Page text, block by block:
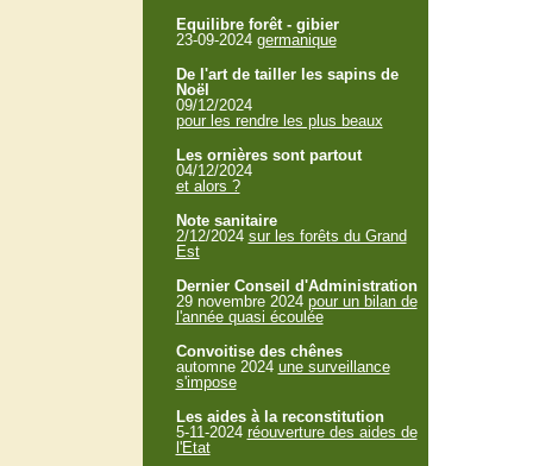
Equilibre forêt - gibier
23-09-2024 germanique
De l'art de tailler les sapins de
Noël
09/12/2024
pour les rendre les plus beaux
Les ornières sont partout
04/12/2024
et alors ?
Note sanitaire
2/12/2024 sur les forêts du Grand
Est
Dernier Conseil d'Administration
29 novembre 2024 pour un bilan de
l'année quasi écoulée
Convoitise des chênes
automne 2024 une surveillance
s'impose
Les aides à la reconstitution
5-11-2024 réouverture des aides de
l'Etat